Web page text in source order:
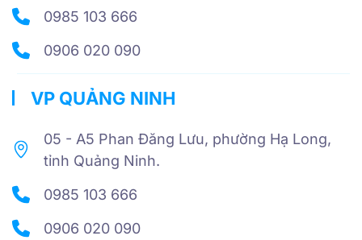
0985 103 666
0906 020 090
VP QUẢNG NINH
05 - A5 Phan Đăng Lưu, phường Hạ Long,
tỉnh Quảng Ninh.
0985 103 666
0906 020 090